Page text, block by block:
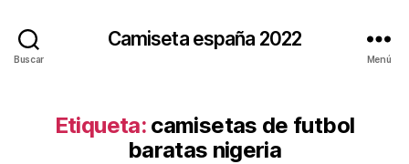
Buscar
Camiseta españa 2022
Menú
Etiqueta: camisetas de futbol
baratas nigeria